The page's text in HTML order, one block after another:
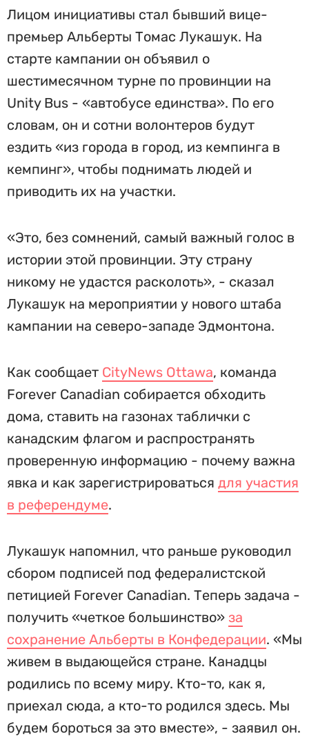
Лицом инициативы стал бывший вице-
премьер Альберты Томас Лукашук. На
старте кампании он объявил о
шестимесячном турне по провинции на
Unity Bus - «автобусе единства». По его
словам, он и сотни волонтеров будут
ездить «из города в город, из кемпинга в
кемпинг», чтобы поднимать людей и
приводить их на участки.
«Это, без сомнений, самый важный голос в
истории этой провинции. Эту страну
никому не удастся расколоть», - сказал
Лукашук на мероприятии у нового штаба
кампании на северо-западе Эдмонтона.
Как сообщает CityNews Ottawa, команда
Forever Canadian собирается обходить
дома, ставить на газонах таблички с
канадским флагом и распространять
проверенную информацию - почему важна
явка и как зарегистрироваться для участия
в референдуме.
Лукашук напомнил, что раньше руководил
сбором подписей под федералистской
петицией Forever Canadian. Теперь задача -
получить «четкое большинство» за
сохранение Альберты в Конфедерации. «Мы
живем в выдающейся стране. Канадцы
родились по всему миру. Кто-то, как я,
приехал сюда, а кто-то родился здесь. Мы
будем бороться за это вместе», - заявил он.